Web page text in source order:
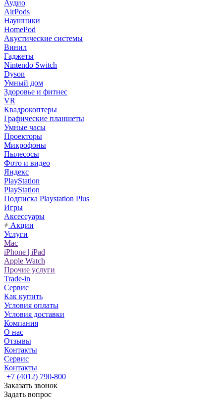
Аудио
AirPods
Наушники
HomePod
Акустические системы
Винил
Гаджеты
Nintendo Switch
Dyson
Умный дом
Здоровье и фитнес
VR
Квадрокоптеры
Графические планшеты
Умные часы
Проекторы
Микрофоны
Пылесосы
Фото и видео
Яндекс
PlayStation
PlayStation
Подписка Playstation Plus
Игры
Аксессуары
Акции
Услуги
Mac
iPhone | iPad
Apple Watch
Прочие услуги
Trade-in
Сервис
Как купить
Условия оплаты
Условия доставки
Компания
О нас
Отзывы
Контакты
Сервис
Контакты
+7 (4012) 790-800
Заказать звонок
Задать вопрос